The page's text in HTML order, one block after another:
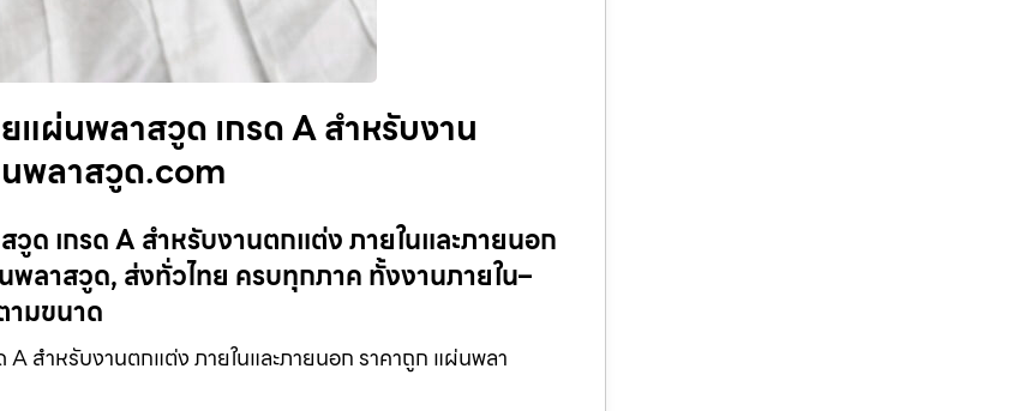
ผ่นพลาสวูด เกรด A สำหรับงาน
พลาสวูด.com
เกรด A สำหรับงานตกแต่ง ภายในและภายนอก
าสวูด, ส่งทั่วไทย ครบทุกภาค ทั้งงานภายใน–
มขนาด
สำหรับงานตกแต่ง ภายในและภายนอก ราคาถูก แผ่นพลา